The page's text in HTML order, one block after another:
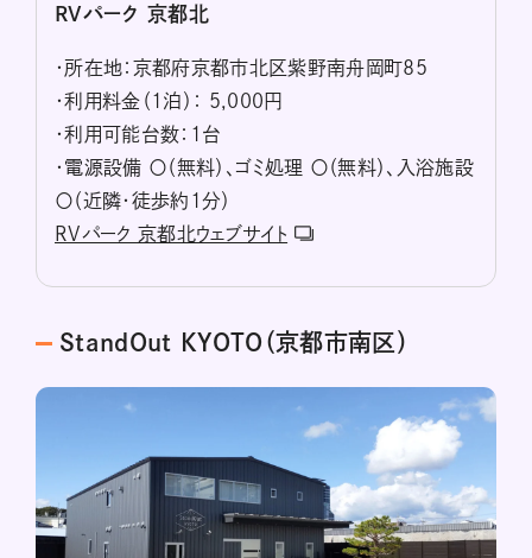
RVパーク 京都北
・所在地：京都府京都市北区紫野南舟岡町85
・利用料金（1泊）： 5,000円
・利用可能台数：1台
・電源設備 〇（無料）、ゴミ処理 〇（無料）、入浴施設
〇（近隣・徒歩約1分）
RVパーク 京都北ウェブサイト
StandOut KYOTO（京都市南区）